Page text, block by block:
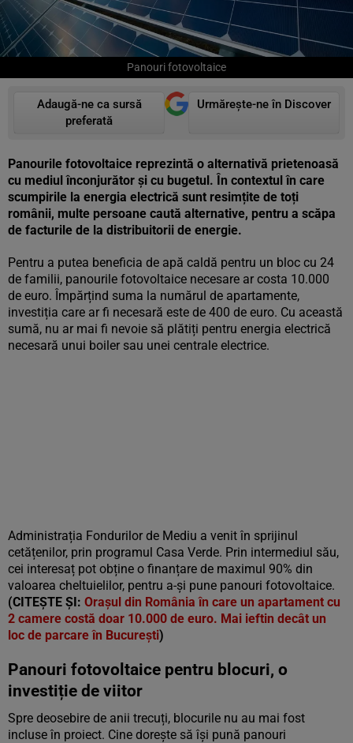
Panouri fotovoltaice
Adaugă-ne ca sursă
preferată
Urmărește-ne în Discover
Panourile fotovoltaice reprezintă o alternativă prietenoasă
cu mediul înconjurător și cu bugetul. În contextul în care
scumpirile la energia electrică sunt resimțite de toți
românii, multe persoane caută alternative, pentru a scăpa
de facturile de la distribuitorii de energie.
Pentru a putea beneficia de apă caldă pentru un bloc cu 24
de familii, panourile fotovoltaice necesare ar costa 10.000
de euro. Împărțind suma la numărul de apartamente,
investiția care ar fi necesară este de 400 de euro. Cu această
sumă, nu ar mai fi nevoie să plătiți pentru energia electrică
necesară unui boiler sau unei centrale electrice.
Administrația Fondurilor de Mediu a venit în sprijinul
cetățenilor, prin programul Casa Verde. Prin intermediul său,
cei interesaț pot obține o finanțare de maximul 90% din
valoarea cheltuielilor, pentru a-și pune panouri fotovoltaice.
(CITEȘTE ȘI: Orașul din România în care un apartament cu
2 camere costă doar 10.000 de euro. Mai ieftin decât un
loc de parcare în București)
Panouri fotovoltaice pentru blocuri, o
investiție de viitor
Spre deosebire de anii trecuți, blocurile nu au mai fost
incluse în proiect. Cine dorește să își pună panouri